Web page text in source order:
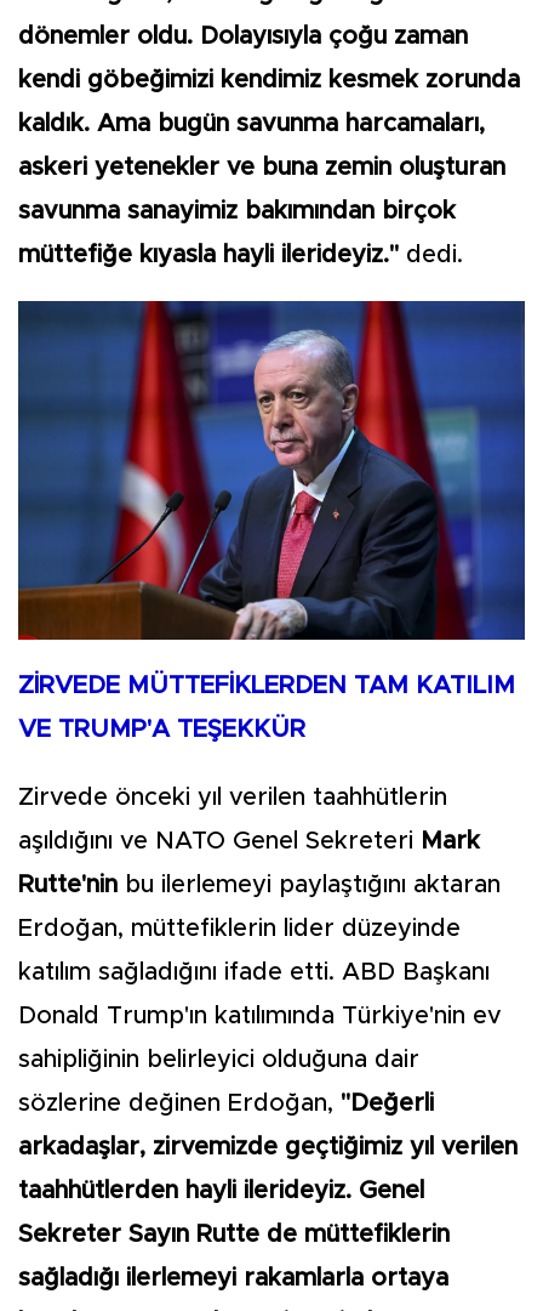
dönemler oldu. Dolayısıyla çoğu zaman
kendi göbeğimizi kendimiz kesmek zorunda
kaldık. Ama bugün savunma harcamaları,
askeri yetenekler ve buna zemin oluşturan
savunma sanayimiz bakımından birçok
müttefiğe kıyasla hayli ilerideyiz." dedi.
ZİRVEDE MÜTTEFİKLERDEN TAM KATILIM
VE TRUMP'A TEŞEKKÜR
Zirvede önceki yıl verilen taahhütlerin
aşıldığını ve NATO Genel Sekreteri Mark
Rutte'nin bu ilerlemeyi paylaştığını aktaran
Erdoğan, müttefiklerin lider düzeyinde
katılım sağladığını ifade etti. ABD Başkanı
Donald Trump'ın katılımında Türkiye'nin ev
sahipliğinin belirleyici olduğuna dair
sözlerine değinen Erdoğan, "Değerli
arkadaşlar, zirvemizde geçtiğimiz yıl verilen
taahhütlerden hayli ilerideyiz. Genel
Sekreter Sayın Rutte de müttefiklerin
sağladığı ilerlemeyi rakamlarla ortaya